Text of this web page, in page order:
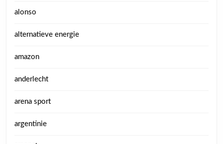
alonso
alternatieve energie
amazon
anderlecht
arena sport
argentinie